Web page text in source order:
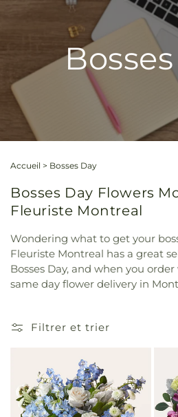
Accueil > Bosses Day
Bosses Day Flowers
Fleuriste Montreal
Wondering what to get your
Fleuriste Montreal has a great
Bosses Day, and when you
same day flower delivery in
Filtrer et trier